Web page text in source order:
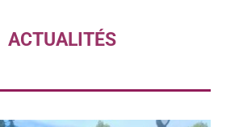
ACTUALITÉS